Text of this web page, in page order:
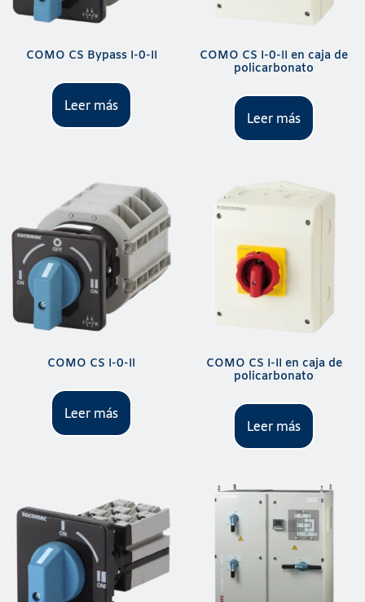
COMO CS Bypass I-0-II
Leer más
COMO CS I-0-II en caja de
policarbonato
Leer más
COMO CS I-0-II
Leer más
COMO CS I-II en caja de
policarbonato
Leer más